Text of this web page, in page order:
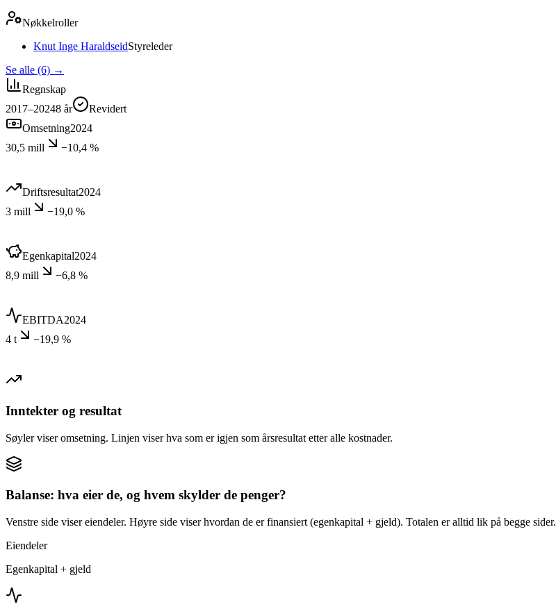
Nøkkelroller
Knut Inge HaraldseidStyreleder
Se alle (6) →
Regnskap
2017–20248 år
Revidert
Omsetning2024
30,5 mill
−10,4 %
Driftsresultat2024
3 mill
−19,0 %
Egenkapital2024
8,9 mill
−6,8 %
EBITDA2024
4 t
−19,9 %
Inntekter og resultat
Søyler viser omsetning. Linjen viser hva som er igjen som årsresultat etter alle kostnader.
Balanse: hva eier de, og hvem skylder de penger?
Venstre side viser eiendeler. Høyre side viser hvordan de er finansiert (egenkapital + gjeld). Totalen er alltid lik på begge sider.
Eiendeler
Egenkapital + gjeld